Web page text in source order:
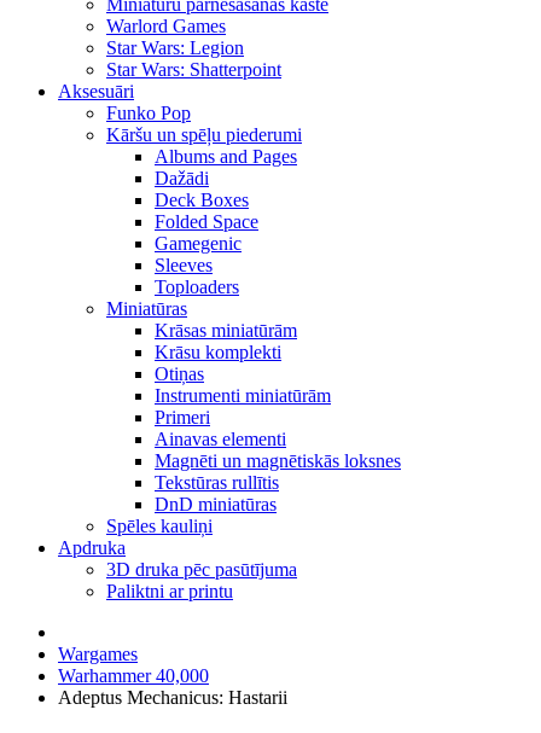
Miniatūru pārnēsāšanas kaste
Warlord Games
Star Wars: Legion
Star Wars: Shatterpoint
Aksesuāri
Funko Pop
Kāršu un spēļu piederumi
Albums and Pages
Dažādi
Deck Boxes
Folded Space
Gamegenic
Sleeves
Toploaders
Miniatūras
Krāsas miniatūrām
Krāsu komplekti
Otiņas
Instrumenti miniatūrām
Primeri
Ainavas elementi
Magnēti un magnētiskās loksnes
Tekstūras rullītis
DnD miniatūras
Spēles kauliņi
Apdruka
3D druka pēc pasūtījuma
Paliktni ar printu
Wargames
Warhammer 40,000
Adeptus Mechanicus: Hastarii